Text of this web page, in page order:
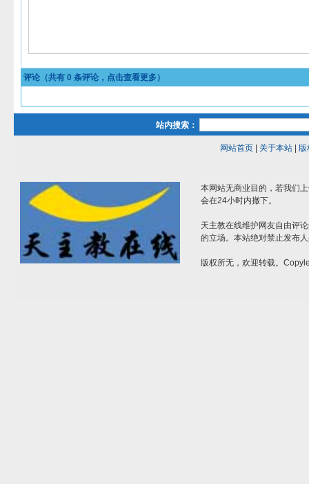
评论（共有 0 条评论，点击查看更多）
站内搜索：
网站首页| 关于本站| 版
本网站无商业目的，若我们
会在24小时内撤下。
天主教在线维护网友自由评
的立场。本站绝对禁止发布
版权所无，欢迎转载。